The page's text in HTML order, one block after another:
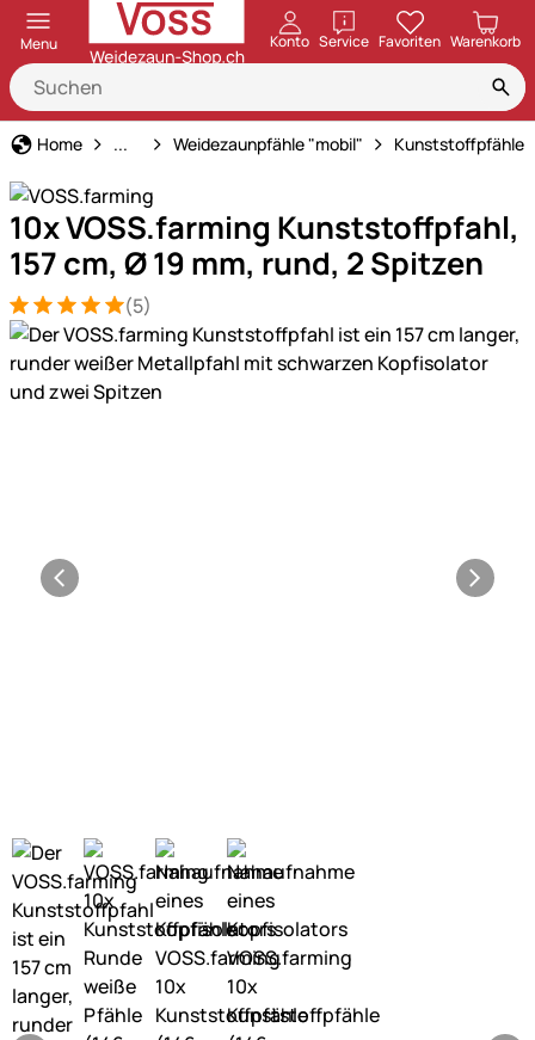
Menu Konto ServiceöffnenFavoriten Warenkorb
Home Weidezaun
... Weidezaunpfähle "mobil" Kunststoffpfähle
10x VOSS.farming Kunststoffpfahl,
157 cm, Ø 19 mm, rund, 2 Spitzen
Bewertung: 5 von 5 (5 Bewertungen)
5 Bewertungen
(5)
Produktgalerie